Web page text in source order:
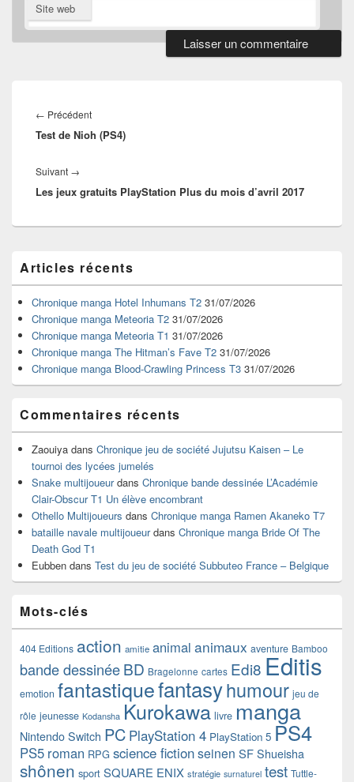
Site web
de
l’article
← PrécédentArticle
précédent :
Test de Nioh (PS4)
Suivant →
suivant :
Les jeux gratuits PlayStation Plus du mois d’avril 2017
principale
de
widget
pour
barre
latérale
Articles récents
Chronique manga Hotel Inhumans T2 31/07/2026
Chronique manga Meteoria T2 31/07/2026
Chronique manga Meteoria T1 31/07/2026
Chronique manga The Hitman’s Fave T2 31/07/2026
Chronique manga Blood-Crawling Princess T3 31/07/2026
Commentaires récents
Zaouiya dans Chronique jeu de société Jujutsu Kaisen – Le
tournoi des lycées jumelés
Snake multijoueurdans Chronique bande dessinée L’Académie
Clair-Obscur T1 Un élève encombrant
Othello Multijoueurs dans Chronique manga Ramen Akaneko T7
bataille navale multijoueurdans Chronique manga Bride Of The
Death God T1
Eubben dans Test du jeu de société Subbuteo France – Belgique
Mots-clés
404 Editions action amitie animal animaux aventure Bamboo
bande dessinéeBD Bragelonne cartes Edi8 Editis
emotion fantastiquefantasyhumour jeu de
rôle jeunesse Kodansha Kurokawa livre manga
Nintendo Switch PC PlayStation 4 PlayStation 5 PS4
PS5 roman RPG science fictionseinen SF Shueisha
shônen sport SQUARE ENIX stratégie surnaturel test Tuttle-